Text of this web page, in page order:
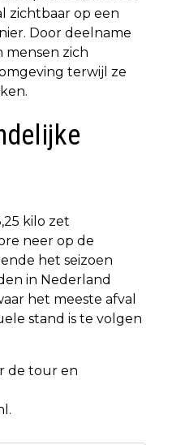
zichtbaar op een
Door deelname
mensen zich
terwijl ze
kilo zet
neer op de
het seizoen
in Nederland
het meeste afval
stand is te volgen
de tour en